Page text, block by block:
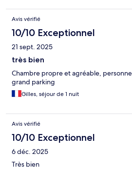
Avis vérifié
10/10 Exceptionnel
21 sept. 2025
très bien
Chambre propre et agréable,
grand parking
Gilles, séjour de 1 nuit
Avis vérifié
10/10 Exceptionnel
6 déc. 2025
Très bien